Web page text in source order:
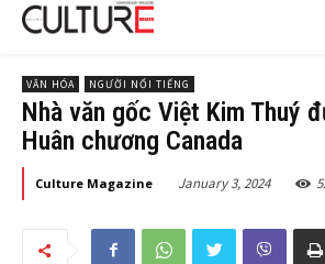
VĂN HÓA NGƯỜI NỔI TIẾNG
Nhà văn gốc Việt Kim Thuý
Huân chương Canada
Culture Magazine January 3, 2024